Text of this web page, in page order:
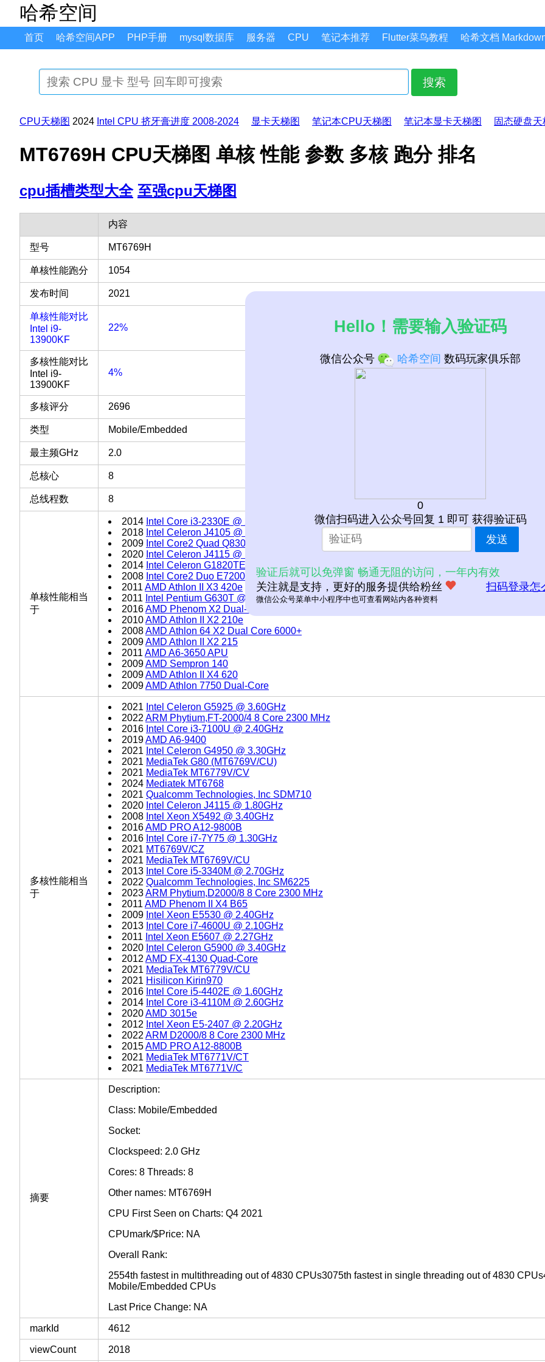
哈希空间
首页 哈希空间APP PHP手册 mysql数据库 服务器 CPU 笔记本推荐 Flutter菜鸟教程 哈希文档
搜索
CPU天梯图 2024 Intel CPU 挤牙膏进度 2008-2024 显卡天梯图 笔记本CPU天梯图 笔记本显卡天梯图 固态硬盘天
MT6769H CPU天梯图 单核 性能 参数 多核 跑分 排名
cpu插槽类型大全 至强cpu天梯图
内容
型号 MT6769H
单核性能跑分 1054
发布时间 2021
单核性能对比
Intel i9-
13900KF
22%
多核性能对比
Intel i9-
13900KF
4%
多核评分 2696
类型 Mobile/Embedded
最主频GHz 2.0
总核心 8
总线程数 8
单核性能相当
于
2014 Intel Core i3-2330E @ 2.20GHz
2018 Intel Celeron J4105 @ 1.50GHz
2009 Intel Core2 Quad Q8300 @ 2.50GHz
2020 Intel Celeron J4115 @ 1.80GHz
2014 Intel Celeron G1820TE @ 2.20GHz
2008 Intel Core2 Duo E7200 @ 2.53GHz
2011 AMD Athlon II X3 420e
2011 Intel Pentium G630T @ 2.30GHz
2016AMD Phenom X2 Dual-Core GE-5060
2010AMD Athlon II X2 210e
2008AMD Athlon 64 X2 Dual Core 6000+
2009AMD Athlon II X2 215
2011 AMD A6-3650 APU
2009AMD Sempron 140
2009AMD Athlon II X4 620
2009AMD Athlon 7750 Dual-Core
多核性能相当
于
2021 Intel Celeron G5925 @ 3.60GHz
2022 ARM Phytium,FT-2000/4 8 Core 2300 MHz
2016 Intel Core i3-7100U @ 2.40GHz
2019AMD A6-9400
2021 Intel Celeron G4950 @ 3.30GHz
2021 MediaTek G80 (MT6769V/CU)
2021 MediaTek MT6779V/CV
2024 Mediatek MT6768
2021 Qualcomm Technologies, Inc SDM710
2020 Intel Celeron J4115 @ 1.80GHz
2008 Intel Xeon X5492 @ 3.40GHz
2016AMD PRO A12-9800B
2016 Intel Core i7-7Y75 @ 1.30GHz
2021 MT6769V/CZ
2021 MediaTek MT6769V/CU
2013 Intel Core i5-3340M @ 2.70GHz
2022 Qualcomm Technologies, Inc SM6225
2023ARM Phytium,D2000/8 8 Core 2300 MHz
2011 AMD Phenom II X4 B65
2009 Intel Xeon E5530 @ 2.40GHz
2013 Intel Core i7-4600U @ 2.10GHz
2011 Intel Xeon E5607 @ 2.27GHz
2020 Intel Celeron G5900 @ 3.40GHz
2012 AMD FX-4130 Quad-Core
2021 MediaTek MT6779V/CU
2021 Hisilicon Kirin970
2016 Intel Core i5-4402E @ 1.60GHz
2014 Intel Core i3-4110M @ 2.60GHz
2020AMD 3015e
2012 Intel Xeon E5-2407 @ 2.20GHz
2022 ARM D2000/8 8 Core 2300 MHz
2015AMD PRO A12-8800B
2021 MediaTek MT6771V/CT
2021 MediaTek MT6771V/C
摘要
Description:
Class: Mobile/Embedded
Socket:
Clockspeed: 2.0 GHz
Cores: 8 Threads: 8
Other names: MT6769H
CPU First Seen on Charts: Q4 2021
CPUmark/$Price: NA
Overall Rank:
2554th fastest in multithreading out of 4830 CPUs3075th fastest in single threading out of 4830
Mobile/Embedded CPUs
Last Price Change: NA
markId 4612
viewCount 2018
Hello！需要输入验证码
微信公众号 哈希空间 数码玩家俱乐部
0
微信扫码进入公众号回复 1 即可 获得验证码
发送
验证后就可以免弹窗 畅通无阻的访问，一年内有效
关注就是支持，更好的服务提供给粉丝
扫码登录怎
微信公众号菜单中小程序中也可查看网站内各种资料